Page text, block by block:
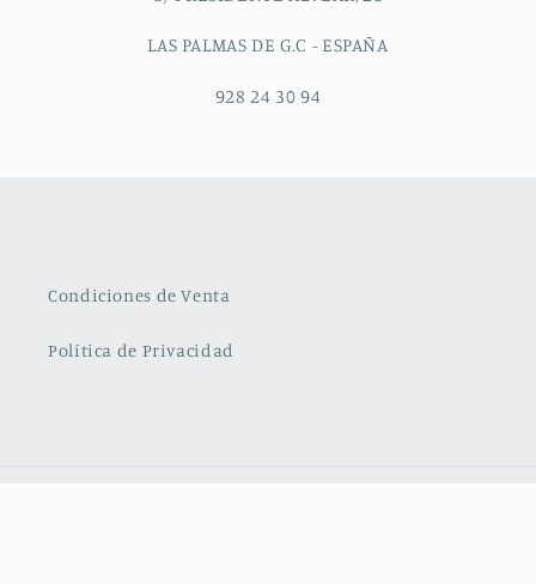
LAS PALMAS DE G.C - ESPAÑA
928 24 30 94
Condiciones de Venta
Política de Privacidad